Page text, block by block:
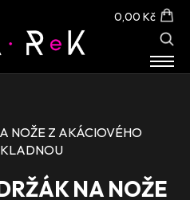
0,00 Kč
KONTAKT
NOŽE Z AKÁCIOVÉHO
NA NOŽE